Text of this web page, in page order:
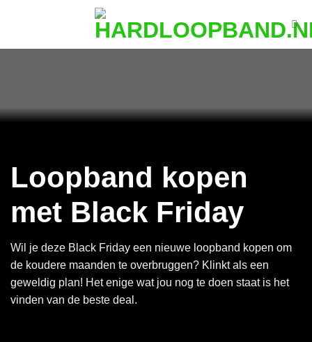
Loopband kopen
met Black Friday
Wil je deze Black Friday een nieuwe loopband kopen om
de koudere maanden te overbruggen? Klinkt als een
geweldig plan! Het enige wat jou nog te doen staat is het
vinden van de beste deal.